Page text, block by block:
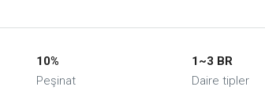
10%
Peşinat
1~3 BR
Daire tipler